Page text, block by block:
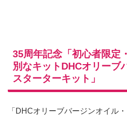
35周年記念「初心者限定
別なキットDHCオリーブ
スターターキット」
「DHCオリーブバージンオイル